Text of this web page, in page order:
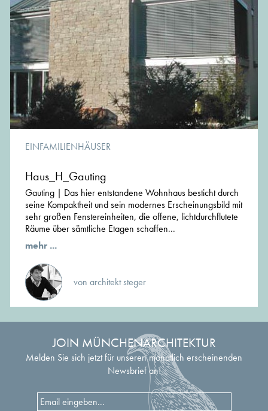
EINFAMILIENHÄUSER
Haus_H_Gauting
Gauting | Das hier entstandene Wohnhaus besticht durch
seine Kompaktheit und sein modernes Erscheinungsbild mit
sehr großen Fenstereinheiten, die offene, lichtdurchflutete
Räume über sämtliche Etagen schaffen...
mehr ...
von architekt steger
JOIN MÜNCHENARCHITEKTUR
Melden Sie sich jetzt für unseren monatlich erscheinenden
Newsbrief an!